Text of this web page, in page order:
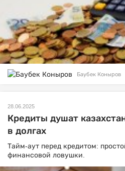
Баубек Коныров
28.06.2025
Кредиты душат
в долгах
Тайм-аут перед кредитом:
финансовой ловушки.